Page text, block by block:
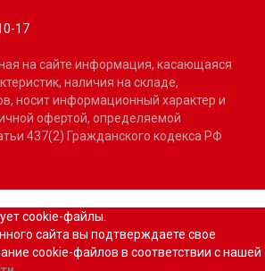
17
на сайте информация, касающаяся
наличия на складе,
носит информационный характер и
офертой, определяемой
437(2) Гражданского кодекса РФ
cookie-файлы.
сайта вы подтверждаете свое
cookie-файлов в соответствии с нашей